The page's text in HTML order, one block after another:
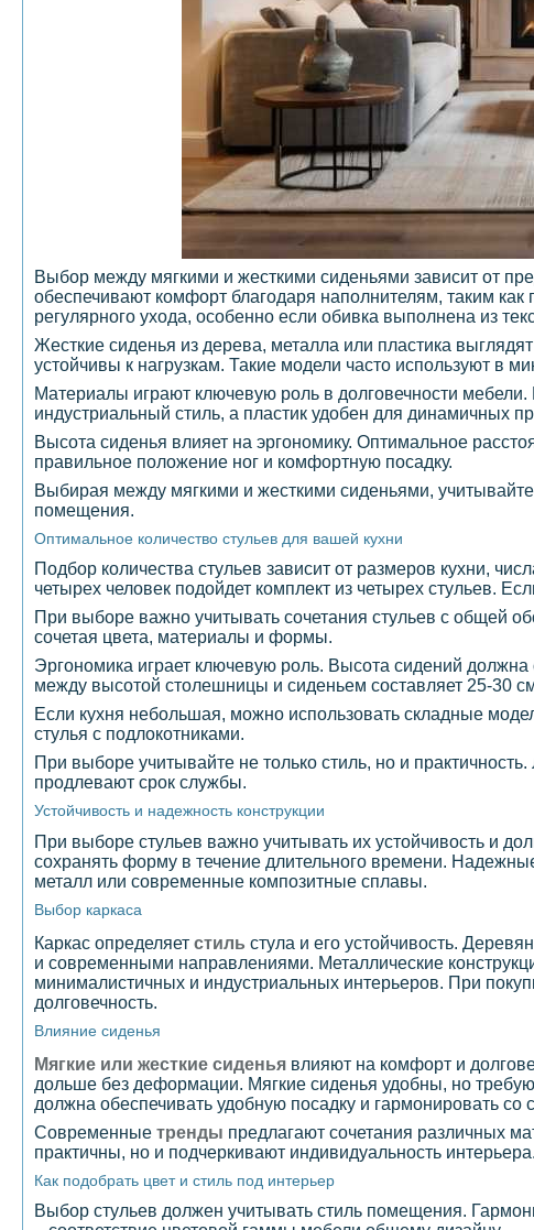
Выбор между мягкими и жесткими сиденьями зависит от
обеспечивают комфорт благодаря наполнителям, таким
регулярного ухода, особенно если обивка выполнена из
Жесткие сиденья из дерева, металла или пластика
устойчивы к нагрузкам. Такие модели часто используют в
Материалы играют ключевую роль в долговечности
индустриальный стиль, а пластик удобен для динамичных
Высота сиденья влияет на эргономику. Оптимальное
правильное положение ног и комфортную посадку.
Выбирая между мягкими и жесткими сиденьями,
помещения.
Оптимальное количество стульев для вашей кухни
Подбор количества стульев зависит от размеров кухни,
четырех человек подойдет комплект из четырех стульев.
При выборе важно учитывать сочетания стульев с общей
сочетая цвета, материалы и формы.
Эргономика играет ключевую роль. Высота сидений должна
между высотой столешницы и сиденьем составляет 25-30
Если кухня небольшая, можно использовать складные
стулья с подлокотниками.
При выборе учитывайте не только стиль, но и
продлевают срок службы.
Устойчивость и надежность конструкции
При выборе стульев важно учитывать их устойчивость и
сохранять форму в течение длительного времени.
металл или современные композитные сплавы.
Выбор каркаса
Каркас определяет стиль стула и его устойчивость.
и современными направлениями. Металлические
минималистичных и индустриальных интерьеров. При
долговечность.
Влияние сиденья
Мягкие или жесткие сиденья влияют на комфорт и
дольше без деформации. Мягкие сиденья удобны, но
должна обеспечивать удобную посадку и гармонировать со
Современные тренды предлагают сочетания различных
практичны, но и подчеркивают индивидуальность интерьера.
Как подобрать цвет и стиль под интерьер
Выбор стульев должен учитывать стиль помещения.